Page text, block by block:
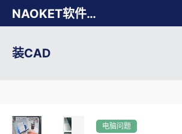
NAOKET软件库
装CAD
电脑问题